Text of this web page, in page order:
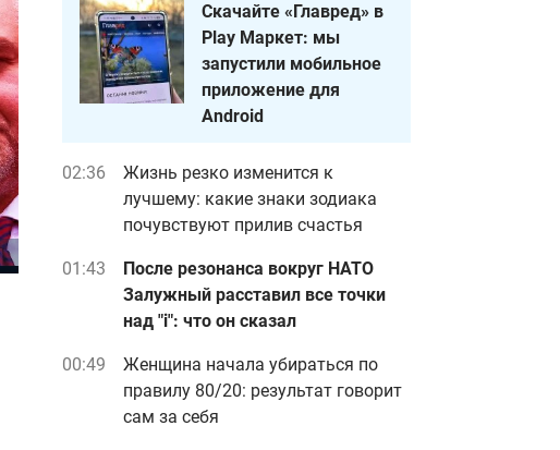
Скачайте «Главред» в
Play Маркет: мы
запустили мобильное
приложение для
Android
02:36
Жизнь резко изменится к
лучшему: какие знаки зодиака
почувствуют прилив счастья
01:43
После резонанса вокруг НАТО
Залужный расставил все точки
над "i": что он сказал
00:49
Женщина начала убираться по
правилу 80/20: результат говорит
сам за себя